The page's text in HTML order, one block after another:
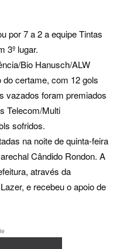
por 7 a 2 a equipe Tintas
3º lugar.
Bio Hanusch/ALW
certame, com 12 gols
vazados foram premiados
Telecom/Multi
sofridos.
na noite de quinta-feira
Cândido Rondon. A
através da
e recebeu o apoio de